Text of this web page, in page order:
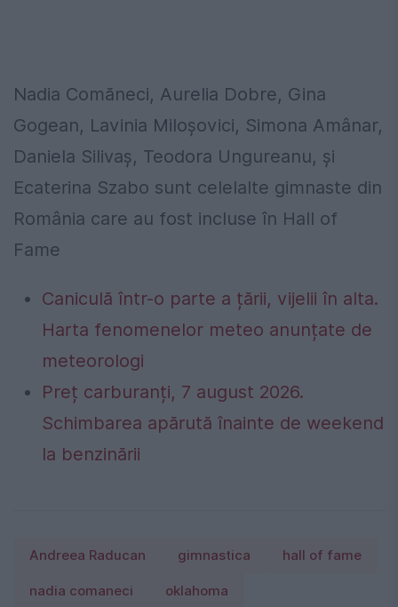
Nadia Comăneci, Aurelia Dobre, Gina
Gogean, Lavinia Miloşovici, Simona Amânar,
Daniela Silivaş, Teodora Ungureanu, și
Ecaterina Szabo sunt celelalte gimnaste din
România care au fost incluse în Hall of
Fame
Caniculă într-o parte a țării, vijelii în alta.
Harta fenomenelor meteo anunțate de
meteorologi
Preț carburanți, 7 august 2026.
Schimbarea apărută înainte de weekend
la benzinării
Andreea Raducan gimnastica hall of fame
nadia comaneci oklahoma